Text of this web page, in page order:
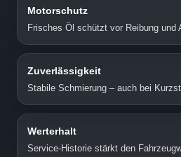
Motorschutz
Frisches Öl schützt vor Reibung und
Zuverlässigkeit
Stabile Schmierung – auch bei
Werterhalt
Service-Historie stärkt den